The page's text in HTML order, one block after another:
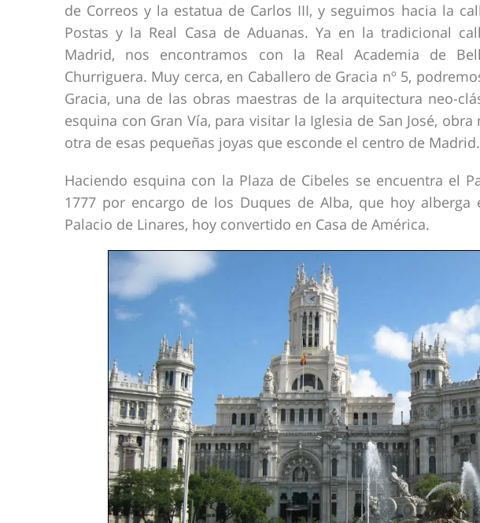
de Correos y la estatua de Carlos III, y seguimos hacia la
Postas y la Real Casa de Aduanas. Ya en la tradicional
Madrid, nos encontramos con la Real Academia de
Churriguera. Muy cerca, en Caballero de Gracia nº 5,
Gracia, una de las obras maestras de la arquitectura neo-
esquina con Gran Vía, para visitar la Iglesia de San José,
otra de esas pequeñas joyas que esconde el centro de Madrid.
Haciendo esquina con la Plaza de Cibeles se encuentra el
1777 por encargo de los Duques de Alba, que hoy alberga
Palacio de Linares, hoy convertido en Casa de América.